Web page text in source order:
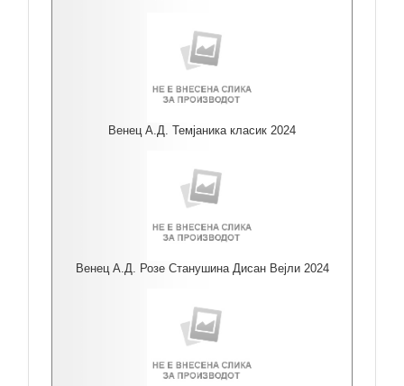
Венец А.Д. Темјаника класик 2024
Венец А.Д. Розе Станушина Дисан Вејли 2024